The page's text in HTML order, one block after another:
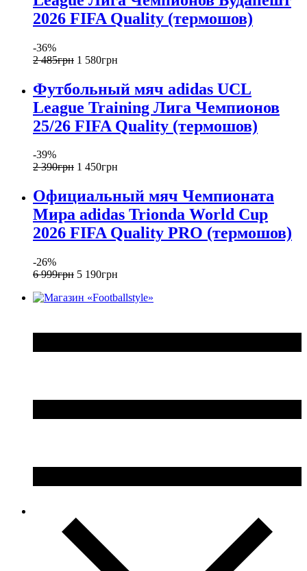
2026 FIFA Quality (термошов)
-36%
2 485грн 1 580грн
Футбольный мяч adidas UCL
League Training Лига Чемпионов
25/26 FIFA Quality (термошов)
-39%
2 390грн 1 450грн
Официальный мяч Чемпионата
Мира adidas Trionda World Cup
2026 FIFA Quality PRO (термошов)
-26%
6 999грн 5 190грн